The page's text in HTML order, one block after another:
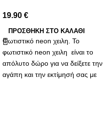
19.90 €
ΠΡΟΣΘΉΚΗ ΣΤΟ ΚΑΛΆΘΙ
Φωτιστικό neon χειλη. Το
φωτιστικό neon χειλη είναι το
απόλυτο δώρο για να δείξετε την
αγάπη και την εκτίμησή σας με